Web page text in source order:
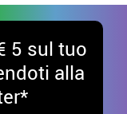
5 sul tuo
alla